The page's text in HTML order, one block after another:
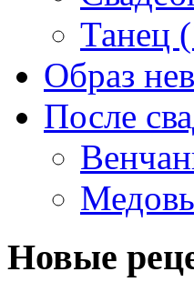
Танец
Образ
После
Новые